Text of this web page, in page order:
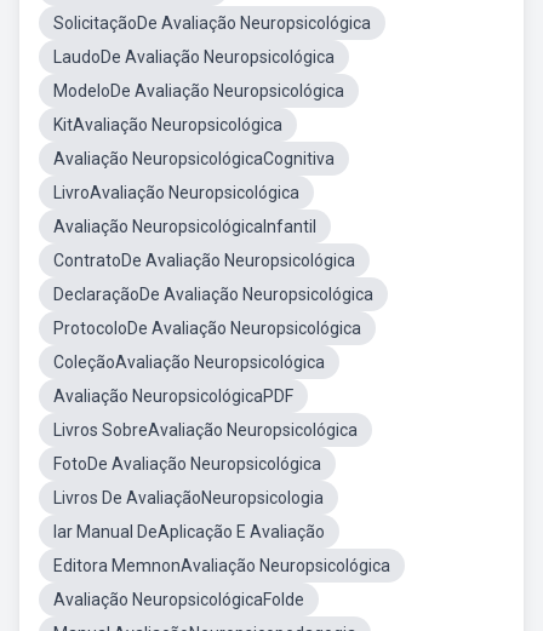
SolicitaçãoDe Avaliação Neuropsicológica
LaudoDe Avaliação Neuropsicológica
ModeloDe Avaliação Neuropsicológica
KitAvaliação Neuropsicológica
Avaliação NeuropsicológicaCognitiva
LivroAvaliação Neuropsicológica
Avaliação NeuropsicológicaInfantil
ContratoDe Avaliação Neuropsicológica
DeclaraçãoDe Avaliação Neuropsicológica
ProtocoloDe Avaliação Neuropsicológica
ColeçãoAvaliação Neuropsicológica
Avaliação NeuropsicológicaPDF
Livros SobreAvaliação Neuropsicológica
FotoDe Avaliação Neuropsicológica
Livros De AvaliaçãoNeuropsicologia
Iar Manual DeAplicação E Avaliação
Editora MemnonAvaliação Neuropsicológica
Avaliação NeuropsicológicaFolde